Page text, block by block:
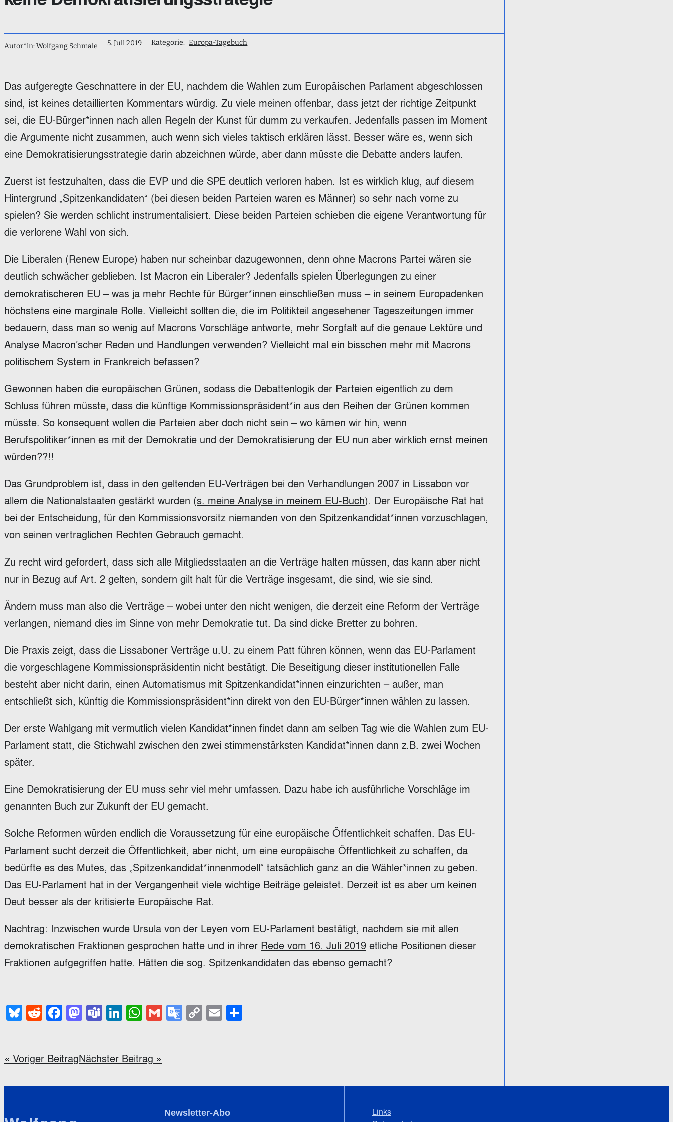
Autor*in: Wolfgang Schmale 5. Juli 2019 Kategorie: Europa-Tagebuch
Das aufgeregte Geschnattere in der EU, nachdem die Wahlen zum Europäischen Parlament abgeschlossen
sind, ist keines detaillierten Kommentars würdig. Zu viele meinen offenbar, dass jetzt der richtige Zeitpunkt
sei, die EU-Bürger*innen nach allen Regeln der Kunst für dumm zu verkaufen. Jedenfalls passen im Moment
die Argumente nicht zusammen, auch wenn sich vieles taktisch erklären lässt. Besser wäre es, wenn sich
eine Demokratisierungsstrategie darin abzeichnen würde, aber dann müsste die Debatte anders laufen.
Zuerst ist festzuhalten, dass die EVP und die SPE deutlich verloren haben. Ist es wirklich klug, auf diesem
Hintergrund „Spitzenkandidaten“ (bei diesen beiden Parteien waren es Männer) so sehr nach vorne zu
spielen? Sie werden schlicht instrumentalisiert. Diese beiden Parteien schieben die eigene Verantwortung für
die verlorene Wahl von sich.
Die Liberalen (Renew Europe) haben nur scheinbar dazugewonnen, denn ohne Macrons Partei wären sie
deutlich schwächer geblieben. Ist Macron ein Liberaler? Jedenfalls spielen Überlegungen zu einer
demokratischeren EU – was ja mehr Rechte für Bürger*innen einschließen muss – in seinem Europadenken
höchstens eine marginale Rolle. Vielleicht sollten die, die im Politikteil angesehener Tageszeitungen immer
bedauern, dass man so wenig auf Macrons Vorschläge antworte, mehr Sorgfalt auf die genaue Lektüre und
Analyse Macron’scher Reden und Handlungen verwenden? Vielleicht mal ein bisschen mehr mit Macrons
politischem System in Frankreich befassen?
Gewonnen haben die europäischen Grünen, sodass die Debattenlogik der Parteien eigentlich zu dem
Schluss führen müsste, dass die künftige Kommissionspräsident*in aus den Reihen der Grünen kommen
müsste. So konsequent wollen die Parteien aber doch nicht sein – wo kämen wir hin, wenn
Berufspolitiker*innen es mit der Demokratie und der Demokratisierung der EU nun aber wirklich ernst meinen
würden??!!
Das Grundproblem ist, dass in den geltenden EU-Verträgen bei den Verhandlungen 2007 in Lissabon vor
allem die Nationalstaaten gestärkt wurden (s. meine Analyse in meinem EU-Buch). Der Europäische Rat hat
bei der Entscheidung, für den Kommissionsvorsitz niemanden von den Spitzenkandidat*innen vorzuschlagen,
von seinen vertraglichen Rechten Gebrauch gemacht.
Zu recht wird gefordert, dass sich alle Mitgliedsstaaten an die Verträge halten müssen, das kann aber nicht
nur in Bezug auf Art. 2 gelten, sondern gilt halt für die Verträge insgesamt, die sind, wie sie sind.
Ändern muss man also die Verträge – wobei unter den nicht wenigen, die derzeit eine Reform der Verträge
verlangen, niemand dies im Sinne von mehr Demokratie tut. Da sind dicke Bretter zu bohren.
Die Praxis zeigt, dass die Lissaboner Verträge u.U. zu einem Patt führen können, wenn das EU-Parlament
die vorgeschlagene Kommissionspräsidentin nicht bestätigt. Die Beseitigung dieser institutionellen Falle
besteht aber nicht darin, einen Automatismus mit Spitzenkandidat*innen einzurichten – außer, man
entschließt sich, künftig die Kommissionspräsident*inn direkt von den EU-Bürger*innen wählen zu lassen.
Der erste Wahlgang mit vermutlich vielen Kandidat*innen findet dann am selben Tag wie die Wahlen zum EU-
Parlament statt, die Stichwahl zwischen den zwei stimmenstärksten Kandidat*innen dann z.B. zwei Wochen
später.
Eine Demokratisierung der EU muss sehr viel mehr umfassen. Dazu habe ich ausführliche Vorschläge im
genannten Buch zur Zukunft der EU gemacht.
Solche Reformen würden endlich die Voraussetzung für eine europäische Öffentlichkeit schaffen. Das EU-
Parlament sucht derzeit die Öffentlichkeit, aber nicht, um eine europäische Öffentlichkeit zu schaffen, da
bedürfte es des Mutes, das „Spitzenkandidat*innenmodell“ tatsächlich ganz an die Wähler*innen zu geben.
Das EU-Parlament hat in der Vergangenheit viele wichtige Beiträge geleistet. Derzeit ist es aber um keinen
Deut besser als der kritisierte Europäische Rat.
Nachtrag: Inzwischen wurde Ursula von der Leyen vom EU-Parlament bestätigt, nachdem sie mit allen
demokratischen Fraktionen gesprochen hatte und in ihrer Rede vom 16. Juli 2019 etliche Positionen dieser
Fraktionen aufgegriffen hatte. Hätten die sog. Spitzenkandidaten das ebenso gemacht?
Bluesky
Reddit
Facebook
Mastodon
Teams
LinkedIn
WhatsApp
GmailGoogle
CopyEmail
« Voriger BeitragNächster Beitrag »
Newsletter-Abo
Links